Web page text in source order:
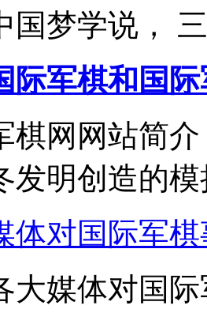
国梦学说，
际军棋和国
棋网网站简
发明创造的
体对国际军
大媒体对国